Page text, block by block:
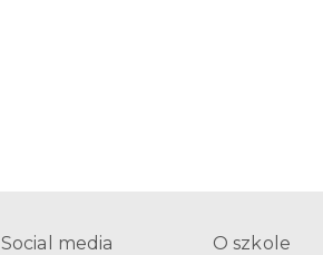
Social media O szkole